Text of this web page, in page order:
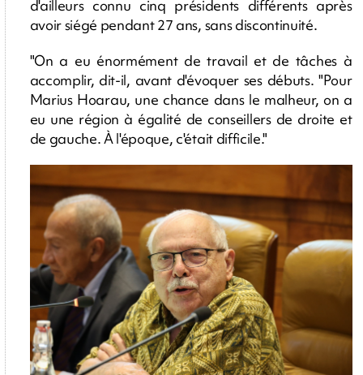
d'ailleurs connu cinq présidents différents après
avoir siégé pendant 27 ans, sans discontinuité.
"On a eu énormément de travail et de tâches à
accomplir, dit-il, avant d'évoquer ses débuts. "Pour
Marius Hoarau, une chance dans le malheur, on a
eu une région à égalité de conseillers de droite et
de gauche. À l'époque, c'était difficile."